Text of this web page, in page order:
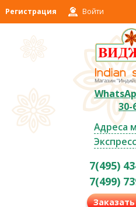
Регистрация Войти
30-
Адреса
7(495)
7(499)